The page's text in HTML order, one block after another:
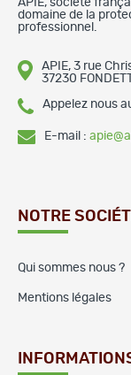
APIE, société
domaine de la
professionnel.
APIE, 3 rue
37230
Appelez nous
E-mail :
NOTRE
Qui sommes nous ?
Mentions légales